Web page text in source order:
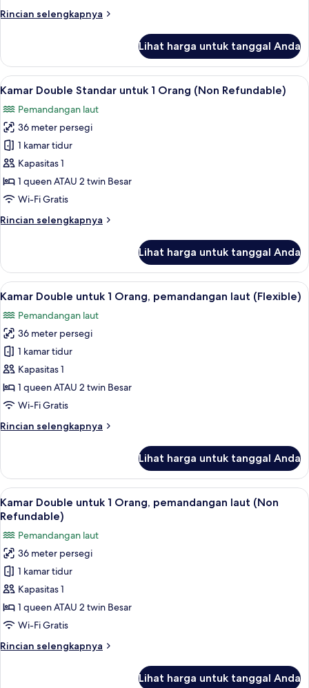
Orang
Rincian selengkapnya
Rincian
Kamar
Double
Standar
Orang
(Flexible)
Lihat harga untuk tanggal Anda
Lihat
semua
foto
untuk
Kamar
Double
Standar
untuk
Orang
Minibar, brankas, meja kerja, dan
7
Kamar Double Standar untuk 1 Orang (Non Refundable)
Pemandangan laut
36 meter persegi
1 kamar tidur
Kapasitas 1
1 queen ATAU 2 twin Besar
Wi-Fi Gratis
Rincian selengkapnya
Rincian
Kamar
Double
Standar
Orang
(Non
Refundable)
Lihat harga untuk tanggal Anda
Lihat
semua
foto
untuk
Kamar
Double
untuk
1
pemandangan
Minibar, brankas, meja kerja, dan
6
Kamar Double untuk 1 Orang, pemandangan laut (Flexible)
Pemandangan laut
36 meter persegi
1 kamar tidur
Kapasitas 1
1 queen ATAU 2 twin Besar
Wi-Fi Gratis
Rincian selengkapnya
Rincian
Kamar
Double
untuk
1
pemandangan
laut
(Flexible)
Lihat harga untuk tanggal Anda
Lihat
semua
untuk
Kamar
Double
untuk
1
Orang,
laut
Minibar, brankas, meja kerja, dan
6
Kamar Double untuk 1 Orang, pemandangan laut (Non
Refundable)
Pemandangan laut
36 meter persegi
1 kamar tidur
Kapasitas 1
1 queen ATAU 2 twin Besar
Wi-Fi Gratis
Rincian selengkapnya
Rincian
Lihat harga untuk tanggal Anda